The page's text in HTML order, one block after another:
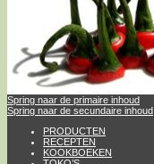
Spring naar de primaire inhoud
Spring naar de secundaire inhoud
PRODUCTEN
RECEPTEN
KOOKBOEKEN